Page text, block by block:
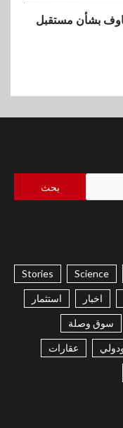
بشأن مستقبل
Science
Stories
اخبار استثمار
سوق وصلة
عقارات